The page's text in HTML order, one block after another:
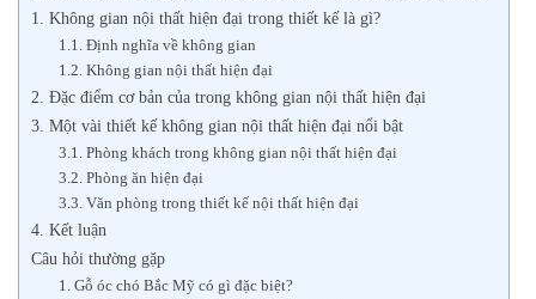
1. Không gian nội thất hiện đại trong thiết kế là gì?
1.1. Định nghĩa về không gian
1.2. Không gian nội thất hiện đại
2. Đặc điểm cơ bản của trong không gian nội thất hiện đại
3. Một vài thiết kế không gian nội thất hiện đại nổi bật
3.1. Phòng khách trong không gian nội thất hiện đại
3.2. Phòng ăn hiện đại
3.3. Văn phòng trong thiết kế nội thất hiện đại
4. Kết luận
Câu hỏi thường gặp
1. Gỗ óc chó Bắc Mỹ có gì đặc biệt?